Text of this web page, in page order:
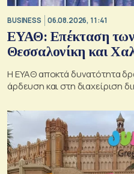
BUSINESS 06.08.2026, 11:41
ΕΥΑΘ: Επέκταση των
Η ΕΥΑΘ αποκτά δυνατότητα
άρδευση και στη διαχείριση